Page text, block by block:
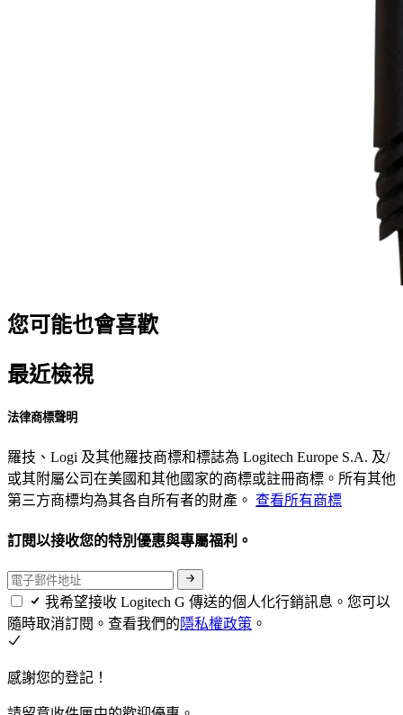
您可能也會喜歡
最近檢視
法律商標聲明
羅技、Logi 及其他羅技商標和標誌為 Logitech Europe S.A. 及/
或其附屬公司在美國和其他國家的商標或註冊商標。所有其他
第三方商標均為其各自所有者的財產。 查看所有商標
訂閱以接收您的特別優惠與專屬福利。
我希望接收 Logitech G 傳送的個人化行銷訊息。您可以
隨時取消訂閱。查看我們的隱私權政策 。
感謝您的登記！